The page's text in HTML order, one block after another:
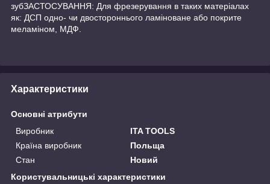
зубЗАСТОСУВАННЯ: Для фрезерування в таких матеріалах
як: ДСП одно- чи двостороннього ламіноване або покрите
меламіном, МДФ.
Характеристики
Основні атрибути
Виробник
ITA TOOLS
Країна виробник
Польща
Стан
Новий
Користувальницькі характеристики